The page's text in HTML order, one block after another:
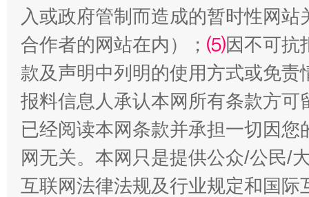
阿坝州三大球赛在茂县开幕 规模
入或政府管制而造成的暂时性网
合作者的网站在内）； ⑸因不可抗
款及声明中列明的使用方式或免责
报料信息人承认本网所有条款方
已经阅读本网条款并承担一切因
网无关。本网只是提供公众/公民/
互联网法律法规及行业规定和国